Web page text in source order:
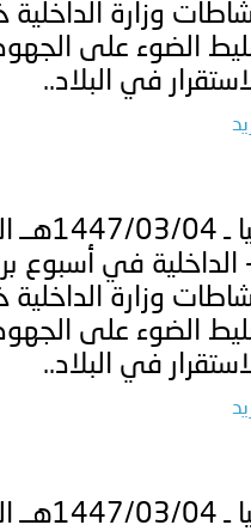
بتعيين اللواء حمد
لمجلس وزراء الداخلية
وزارة
الضوء على الجهود
في البلاد..
في أسبوع
وزارة
الضوء على الجهود
في البلاد..